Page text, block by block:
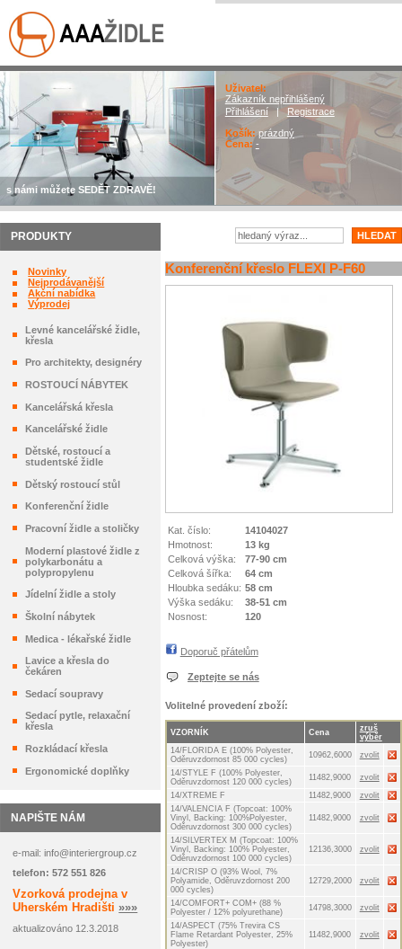
s námi můžete SEDĚT ZDRAVĚ!
Uživatel:
Zákazník nepřihlášený
Přihlášení| Registrace
Košík: prázdný
Cena: -
PRODUKTY
Novinky
Nejprodávanější
Akční nabídka
Výprodej
Levné kancelářské židle,
křesla
Pro architekty, designéry
ROSTOUCÍ NÁBYTEK
Kancelářská křesla
Kancelářské židle
Dětské, rostoucí a
studentské židle
Dětský rostoucí stůl
Konferenční židle
Pracovní židle a stoličky
Moderní plastové židle z
polykarbonátu a
polypropylenu
Jídelní židle a stoly
Školní nábytek
Medica - lékařské židle
Lavice a křesla do
čekáren
Sedací soupravy
Sedací pytle, relaxační
křesla
Rozkládací křesla
Ergonomické doplňky
NAPIŠTE NÁM
e-mail: info@interiergroup.cz
telefon: 572 551 826
Vzorková prodejna v
Uherském Hradišti »»»
aktualizováno 12.3.2018
Konferenční křeslo FLEXI P-F60
Kat. číslo:
14104027
Hmotnost:
13 kg
Celková výška:
77-90 cm
Celková šířka:
64 cm
Hloubka sedáku: 58 cm
Výška sedáku:
38-51 cm
Nosnost:
120
Doporuč přátelům
Zeptejte se nás
Volitelné provedení zboží:
VZORNÍK Cena
zruš
výběr
14/FLORIDA E (100% Polyester,
Oděruvzdornost 85 000 cycles)
10962,6000
zvolit
14/STYLE F (100% Polyester,
Oděruvzdornost 120 000 cycles)
11482,9000
zvolit
14/XTREME F
11482,9000
zvolit
14/VALENCIA F (Topcoat: 100%
Vinyl, Backing: 100%Polyester,
Oděruvzdornost 300 000 cycles)
11482,9000 zvolit
14/SILVERTEX M (Topcoat: 100%
Vinyl, Backing: 100% Polyester,
Oděruvzdornost 100 000 cycles)
12136,3000 zvolit
14/CRISP O (93% Wool, 7%
Polyamide, Oděruvzdornost 200
000 cycles)
12729,2000 zvolit
14/COMFORT+ COM+ (88 %
Polyester / 12% polyurethane)
14798,3000
zvolit
14/ASPECT (75% Trevira CS
Flame Retardant Polyester, 25%
Polyester)
11482,9000 zvolit